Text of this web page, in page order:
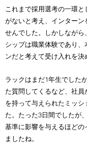
これまで採用選考の一環
がないと考え、インターン
せんでした。しかしながら
シップは職業体験であり
ンだと考えて受け入れを決
ラックはまだ1年生でした
た質問してくるなど、社
を持って与えられたミッ
た。たった3日間でしたが
基準に影響を与えるほど
ましたね。